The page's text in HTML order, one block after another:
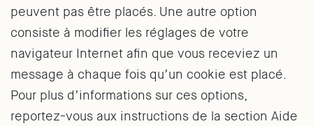
peuvent pas être placés. Une autre option
consiste à modifier les réglages de votre
navigateur Internet afin que vous receviez un
message à chaque fois qu’un cookie est placé.
Pour plus d’informations sur ces options,
reportez-vous aux instructions de la section Aide